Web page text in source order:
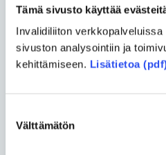
Tämä sivusto käyttää
Invalidiliiton
sivuston analysointiin ja
kehittämiseen. Lisätietoa
valinta
Välttämätön
turvallisuuden ja laadun
kohtuutonta vammaisten
eivät edusta markkina-
toimijaa, joka voisi jaloillaan
Nieminen täräyttää.